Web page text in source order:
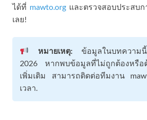
ได้ที่ mawto.org และตรวจสอบประสบ
เลย!
หมายเหตุ:ข้อมูลในบทความนี้
2026 หากพบข้อมูลที่ไม่ถูกต้องหรือ
เพิ่มเติม สามารถติดต่อทีมงาน
เวลา.